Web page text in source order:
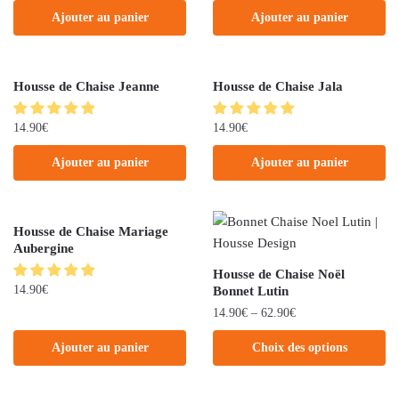
Ajouter au panier Ajouter au panier
Housse de Chaise Jeanne
14.90€
Ajouter au panier
Housse de Chaise Jala
14.90€
Ajouter au panier
Housse de Chaise Mariage
Aubergine
14.90€
Ajouter au panier
Housse de Chaise Noël
Bonnet Lutin
14.90€ – 62.90€
Choix des options